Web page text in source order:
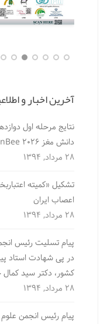
آخرین اخبار و
نتایج مرحله اول
دانش مغز BrainBee 2026
28 مرداد, 1394
تشکیل «کمیته
اعصاب ایران
28 مرداد, 1394
پیام تسلیت رئیس
در پی شهادت استاد
کشور، دکتر سید کمال
28 مرداد, 1394
پیام رئیس انجمن